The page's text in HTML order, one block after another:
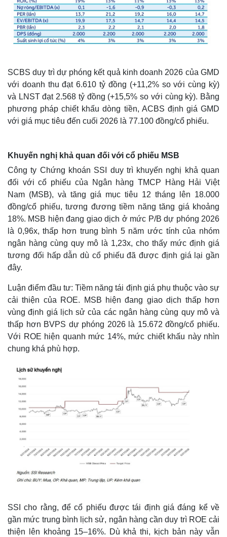
Thế giới
Quan sát
Cuộc sống đó đây
Hồ sơ
Multimedia
Ảnh
E-Magazine
Infographic
SCBS duy trì dự phóng kết quả kinh doanh 2026 của GMD
với doanh thu đạt 6.610 tỷ đồng (+11,2% so với cùng kỳ)
và LNST đạt 2.568 tỷ đồng (+15,5% so với cùng kỳ). Bằng
phương pháp chiết khấu dòng tiền, ACBS định giá GMD
với giá mục tiêu đến cuối 2026 là 77.100 đồng/cổ phiếu.
Khuyến nghị khả quan đối với cổ phiếu MSB
Công ty Chứng khoán SSI duy trì khuyến nghị khả quan
đối với cổ phiếu của Ngân hàng TMCP Hàng Hải Việt
Nam (MSB), và tăng giá mục tiêu 12 tháng lên 18.000
đồng/cổ phiếu, tương đương tiềm năng tăng giá khoảng
18%. MSB hiện đang giao dịch ở mức P/B dự phóng 2026
là 0,96x, thấp hơn trung bình 5 năm ước tính của nhóm
ngân hàng cùng quy mô là 1,23x, cho thấy mức định giá
tương đối hấp dẫn dù cổ phiếu đã được định giá lại gần
đây.
Luận điểm đầu tư: Tiềm năng tái định giá phụ thuộc vào sự
cải thiện của ROE. MSB hiện đang giao dịch thấp hơn
vùng định giá lịch sử của các ngân hàng cùng quy mô và
thấp hơn BVPS dự phóng 2026 là 15.672 đồng/cổ phiếu.
Với ROE hiện quanh mức 14%, mức chiết khấu này nhìn
chung khá phù hợp.
SSI cho rằng, để cổ phiếu được tái định giá đáng kể về
gần mức trung bình lịch sử, ngân hàng cần duy trì ROE cải
thiện lên khoảng 15–16%. Dù khả thi, kịch bản này vẫn